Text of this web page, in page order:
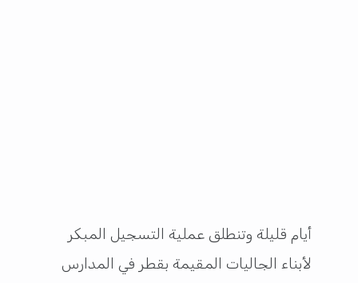
أيام قليلة وتنطلق عملية التسجيل المبكر
لأبناء الجاليات المقيمة بقطر في المدارس